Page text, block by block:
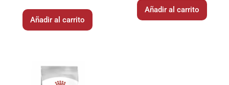
Añadir al carrito
Añadir al carrito